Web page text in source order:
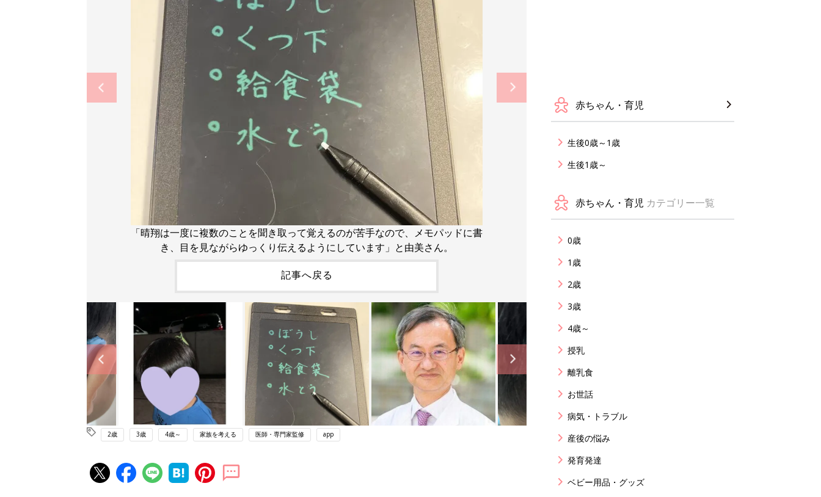
「晴翔は一度に複数のことを聞き取って覚えるのが苦手なので、メモパッドに書
き、目を見ながらゆっくり伝えるようにしています」と由美さん。
記事へ戻る
2歳 3歳 4歳～ 家族を考える 医師・専門家監修 app
赤ちゃん・育児
生後0歳～1歳
生後1歳～
赤ちゃん・育児 カテゴリー一覧
0歳
1歳
2歳
3歳
4歳～
授乳
離乳食
お世話
病気・トラブル
産後の悩み
発育発達
ベビー用品・グッズ